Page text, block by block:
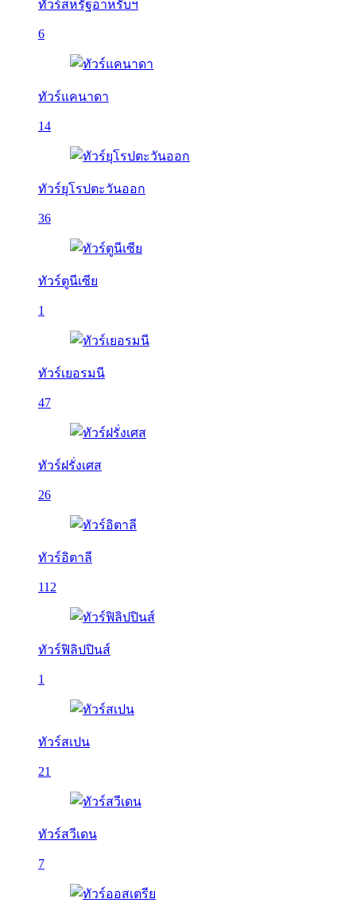
ทัวร์สหรัฐอาหรับฯ
6
ทัวร์แคนาดา
14
ทัวร์ยุโรปตะวันออก
36
ทัวร์ตูนีเซีย
1
ทัวร์เยอรมนี
47
ทัวร์ฝรั่งเศส
26
ทัวร์อิตาลี
112
ทัวร์ฟิลิปปินส์
1
ทัวร์สเปน
21
ทัวร์สวีเดน
7